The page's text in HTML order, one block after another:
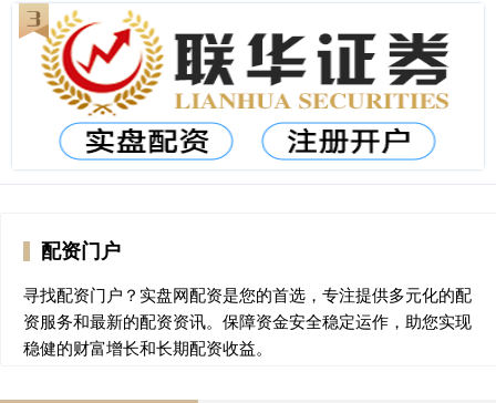
配资门户
寻找配资门户？实盘网配资是您的首选，专注提供多元化的配
资服务和最新的配资资讯。保障资金安全稳定运作，助您实现
稳健的财富增长和长期配资收益。